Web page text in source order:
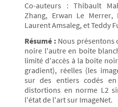
Co-auteurs : Thibault
Zhang, Erwan Le Merrer,
Laurent Amsaleg, et Teddy
Résumé : Nous présentons
noire l'autre en boite
limité d'accès à la boite
gradient), réelles (les
sur des entiers codés
distortions en norme L2
l'état de l'art sur ImageNet.